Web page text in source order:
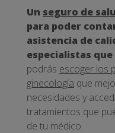
Un seguro de
para poder
asistencia de
especialistas
podrás escoger los
ginecología que
necesidades y
tratamientos que
de tu médico.